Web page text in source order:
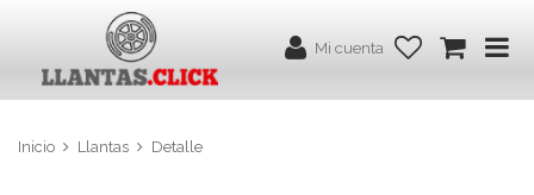
Mi cuenta
Inicio Llantas Detalle